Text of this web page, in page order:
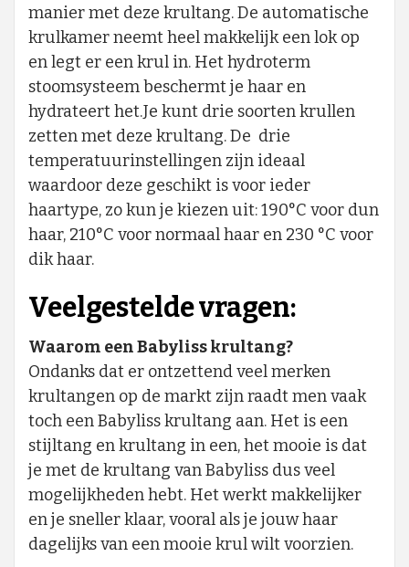
manier met deze krultang. De automatische
krulkamer neemt heel makkelijk een lok op
en legt er een krul in. Het hydroterm
stoomsysteem beschermt je haar en
hydrateert het.Je kunt drie soorten krullen
zetten met deze krultang. De drie
temperatuurinstellingen zijn ideaal
waardoor deze geschikt is voor ieder
haartype, zo kun je kiezen uit: 190°C voor dun
haar, 210°C voor normaal haar en 230 °C voor
dik haar.
Veelgestelde vragen:
Waarom een Babyliss krultang?
Ondanks dat er ontzettend veel merken
krultangen op de markt zijn raadt men vaak
toch een Babyliss krultang aan. Het is een
stijltang en krultang in een, het mooie is dat
je met de krultang van Babyliss dus veel
mogelijkheden hebt. Het werkt makkelijker
en je sneller klaar, vooral als je jouw haar
dagelijks van een mooie krul wilt voorzien.